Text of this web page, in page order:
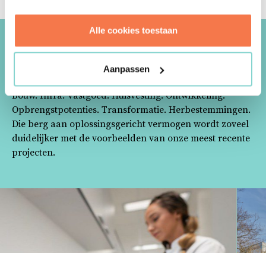
Alle cookies toestaan
Aanpassen
RECENTE PROJECTEN
Bouw. Infra. Vastgoed. Huisvesting. Ontwikkeling.
Opbrengstpotenties. Transformatie. Herbestemmingen.
Die berg aan oplossingsgericht vermogen wordt zoveel
duidelijker met de voorbeelden van onze meest recente
projecten.